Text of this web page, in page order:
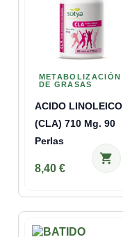
METABOLIZACIÓN
DE GRASAS
ACIDO LINOLEICO
(CLA) 710 Mg. 90
Perlas
8,40 €
shopping_cart